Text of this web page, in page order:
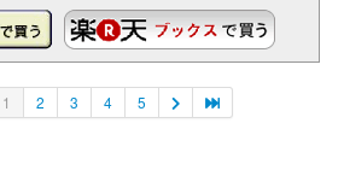
1 2 3 4 5